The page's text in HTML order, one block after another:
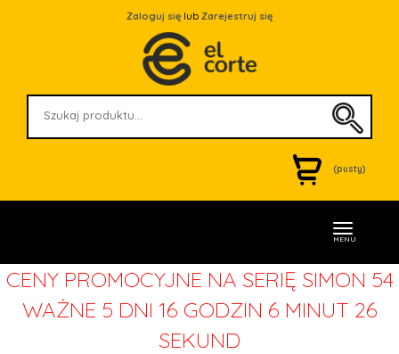
Zaloguj się lub Zarejestruj się
(pusty)
MENU
CENY PROMOCYJNE NA SERIĘ SIMON 54
WAŻNE 5 DNI 16 GODZIN 6 MINUT 26
SEKUND